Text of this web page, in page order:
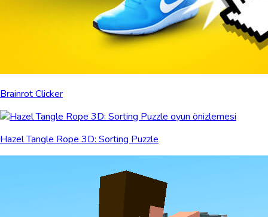
Brainrot Clicker
Hazel Tangle Rope 3D: Sorting Puzzle